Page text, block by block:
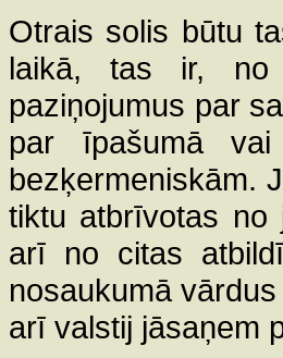
Otrais solis būtu
laikā, tas ir, no
paziņojumus par
par īpašumā vai
bezķermeniskām.
tiktu atbrīvotas no
arī no citas
nosaukumā
arī valstij jāsaņem